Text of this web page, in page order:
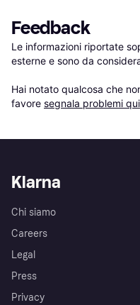
Feedback
Le informazioni riportate
esterne e sono da
Hai notato qualcosa che
favore segnala problemi qui
Klarna
Chi siamo
Careers
Legal
Press
Privacy